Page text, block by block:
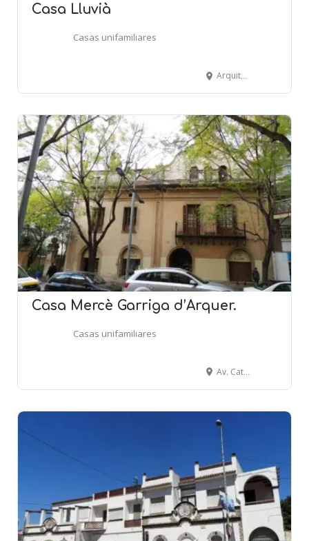
Casa Lluvià
Casas unifamiliares
Arquitecte Oms, 5 - MANRESA
Casa Mercè Garriga d’Arquer.
Casas unifamiliares
Av. Catalunya, 23 - CERDANYOLA DEL VALLÈS